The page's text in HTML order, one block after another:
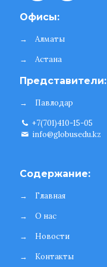
Офисы:
→
Алматы
→
Астана
Представители:
→
Павлодар
+7(701)410-15-05
info@globusedu.kz
Содержание:
→
Главная
→
О нас
→
Новости
→
Контакты